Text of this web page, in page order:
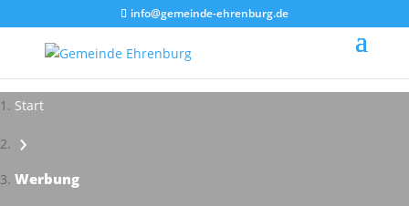
info@gemeinde-ehrenburg.de
Start
›
Werbung
Impressionen - Mareike Kranz